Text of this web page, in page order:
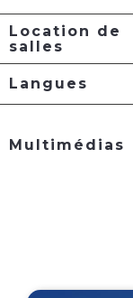
Location de
salles
Langues
Multimédias